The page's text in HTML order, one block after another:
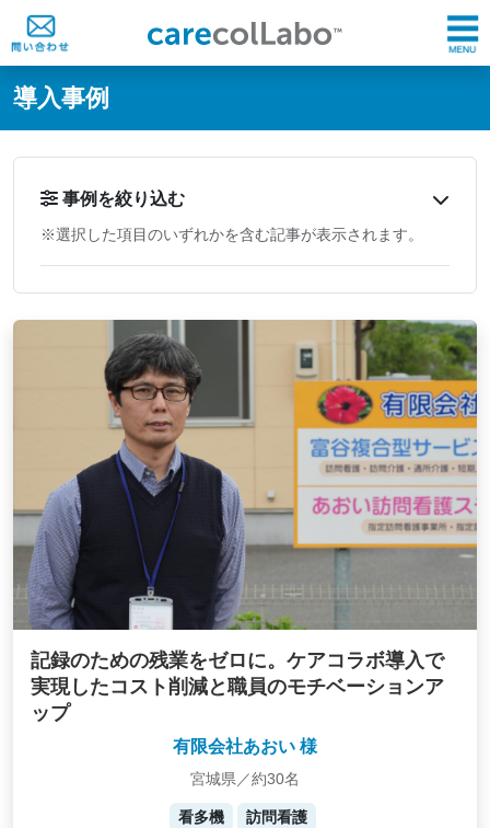
@ -0,0 +1,60 @@
導入事例
事例を絞り込む
※選択した項目のいずれかを含む記事が表示されます。
記録のための残業をゼロに。ケアコラボ導入で
実現したコスト削減と職員のモチベーションア
ップ
有限会社あおい 様
宮城県／約30名
看多機 訪問看護